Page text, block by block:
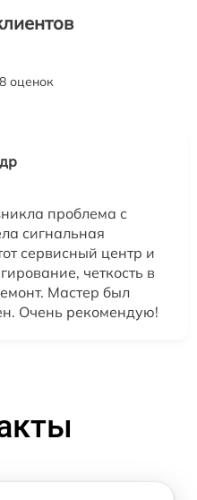
оценок
проблема с
сигнальная
сервисный центр и
четкость в
Мастер был
Очень рекомендую!